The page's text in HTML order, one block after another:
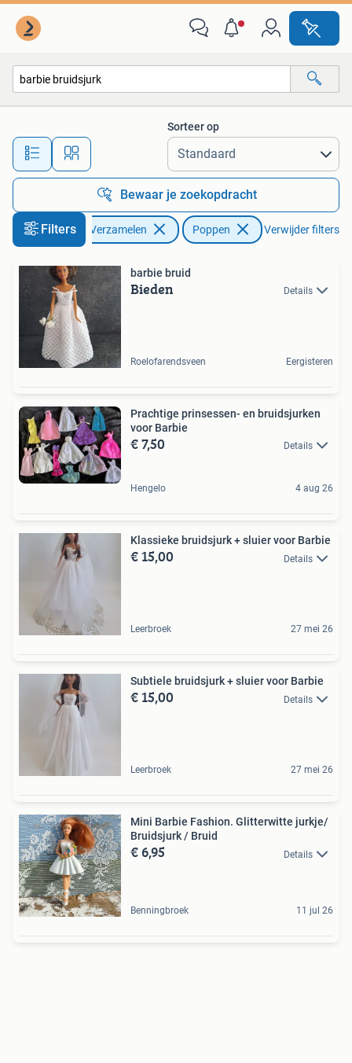
Alle afstanden…
Sorteer op
Bewaar je zoekopdracht
Filters Verzamelen Poppen Verwijder filters
barbie bruid
Bieden Details
Roelofarendsveen Eergisteren
Prachtige prinsessen- en bruidsjurken
voor Barbie
€ 7,50 Details
Hengelo 4 aug 26
Klassieke bruidsjurk + sluier voor Barbie
€ 15,00 Details
Leerbroek 27 mei 26
Subtiele bruidsjurk + sluier voor Barbie
€ 15,00 Details
Leerbroek 27 mei 26
Mini Barbie Fashion. Glitterwitte jurkje/
Bruidsjurk / Bruid
€ 6,95 Details
Benningbroek 11 jul 26